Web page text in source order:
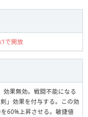
で開放
効果無効。戦闘不能になる
」効果を付与する。この効
60%上昇させる。敏捷値